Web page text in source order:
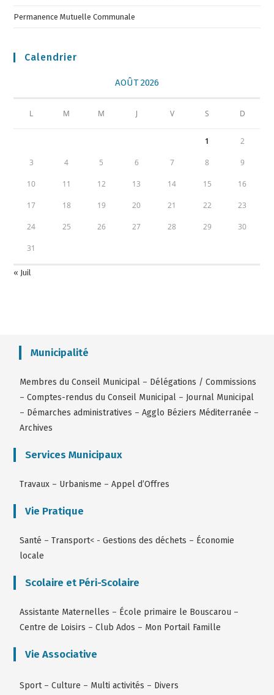
Permanence Mutuelle Communale
Calendrier
AOÛT 2026
L M M J V S D
1 2
3 4 5 6 7 8 9
10 11 12 13 14 15 16
17 18 19 20 21 22 23
24 25 26 27 28 29 30
31
« Juil
Municipalité
Membres du Conseil Municipal – Délégations / Commissions
–Comptes-rendus du Conseil Municipal – Journal Municipal
– Démarches administratives –Agglo Béziers Méditerranée –
Archives
Services Municipaux
Travaux – Urbanisme –Appel d’Offres
Vie Pratique
Santé –Transport< -Gestions des déchets – Économie
locale
Scolaire et Péri-Scolaire
Assistante Maternelles – École primaire le Bouscarou –
Centre de Loisirs –Club Ados – Mon Portail Famille
Vie Associative
Sport –Culture – Multi activités – Divers